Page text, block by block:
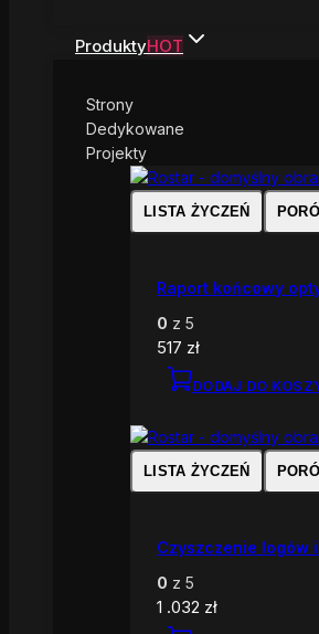
ProduktyHOT
Strony
Dedykowane
Projekty
LISTA ŻYCZEŃ
Raport końcowy
0 z 5
517 zł
DODAJ DO
LISTA ŻYCZEŃ
Czyszczenie logów
0 z 5
1 .032 zł